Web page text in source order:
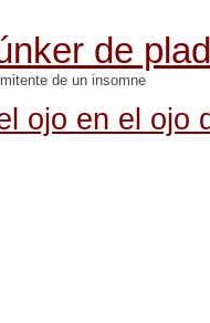
de
de un insomne
ojo en el ojo